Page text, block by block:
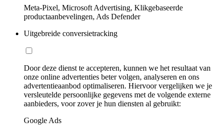
Meta-Pixel, Microsoft Advertising, Klikgebaseerde
productaanbevelingen, Ads Defender
Uitgebreide conversietracking
Door deze dienst te accepteren, kunnen we het resultaat van
onze online advertenties beter volgen, analyseren en ons
advertentieaanbod optimaliseren. Hiervoor vergelijken we je
versleutelde persoonlijke gegevens met de volgende externe
aanbieders, voor zover je hun diensten al gebruikt:
Google Ads